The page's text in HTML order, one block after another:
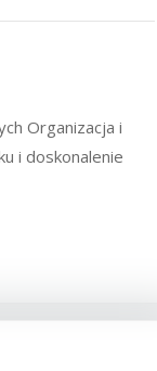
Organizacja i
i doskonalenie